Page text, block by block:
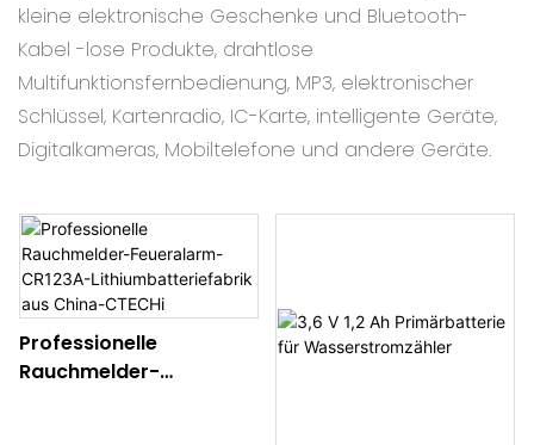
kleine elektronische Geschenke und Bluetooth-
Kabel -lose Produkte, drahtlose
Multifunktionsfernbedienung, MP3, elektronischer
Schlüssel, Kartenradio, IC-Karte, intelligente Geräte,
Digitalkameras, Mobiltelefone und andere Geräte.
Professionelle
Rauchmelder-